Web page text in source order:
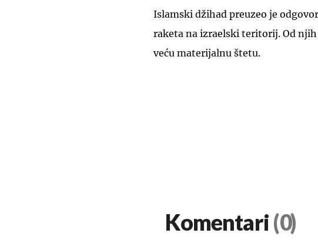
Islamski džihad preuzeo je
raketa na izraelski teritorij. Od
veću materijalnu štetu.
Komentari (0)